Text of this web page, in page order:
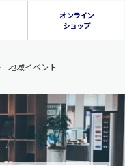
オンライン
ショップ
地域イベント